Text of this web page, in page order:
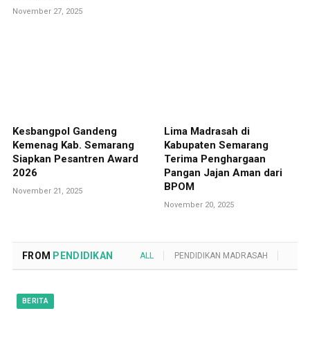
November 27, 2025
Kesbangpol Gandeng
Kemenag Kab. Semarang
Siapkan Pesantren Award
2026
November 21, 2025
Lima Madrasah di
Kabupaten Semarang
Terima Penghargaan
Pangan Jajan Aman dari
BPOM
November 20, 2025
FROM PENDIDIKAN ALL PENDIDIKAN MADRASAH
BERITA